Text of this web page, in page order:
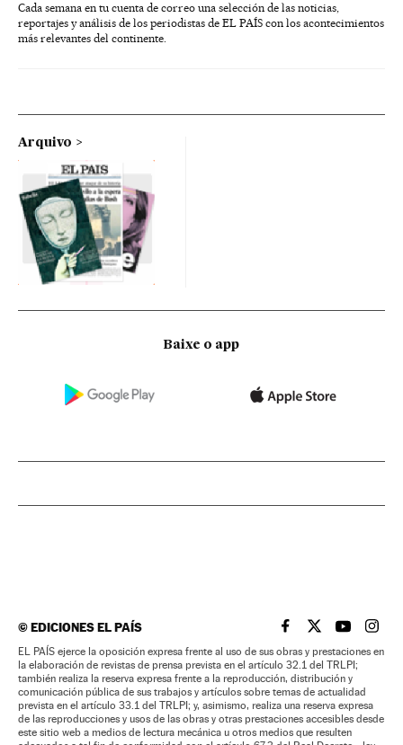
Cada semana en tu cuenta de correo una selección de las noticias,
reportajes y análisis de los periodistas de EL PAÍS con los acontecimientos
más relevantes del continente.
Arquivo
Baixe o app
©EDICIONES EL PAÍS EL PAÍS BRASIL EN
EL PAÍSEL PAÍS
EL
EL PAÍS ejerce la oposición expresa frente al uso de sus obras y prestaciones en
la elaboración de revistas de prensa prevista en el artículo 32.1 del TRLPI;
también realiza la reserva expresa frente a la reproducción, distribución y
comunicación pública de sus trabajos y artículos sobre temas de actualidad
prevista en el artículo 33.1 del TRLPI; y, asimismo, realiza una reserva expresa
de las reproducciones y usos de las obras y otras prestaciones accesibles desde
este sitio web a medios de lectura mecánica u otros medios que resulten